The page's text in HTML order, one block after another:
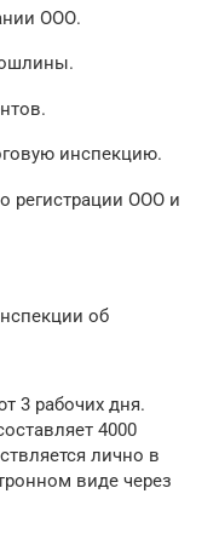
ООО.
инспекцию.
регистрации ООО и
об
3 рабочих дня.
4000
лично в
виде через